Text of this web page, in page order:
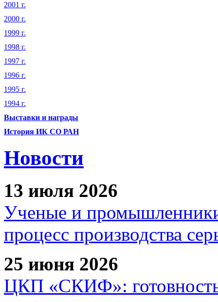
2001 г.
2000 г.
1999 г.
1998 г.
1997 г.
1996 г.
1995 г.
1994 г.
Выставки и награды
История ИК СО РАН
Новости
13 июля 2026
Ученые и
процесс производства
25 июня 2026
ЦКП «СКИФ»: готовность